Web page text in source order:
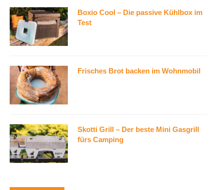
Boxio Cool – Die passive Kühlbox im
Test
Frisches Brot backen im Wohnmobil
Skotti Grill – Der beste Mini Gasgrill
fürs Camping